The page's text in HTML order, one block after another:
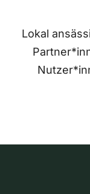
Lokal